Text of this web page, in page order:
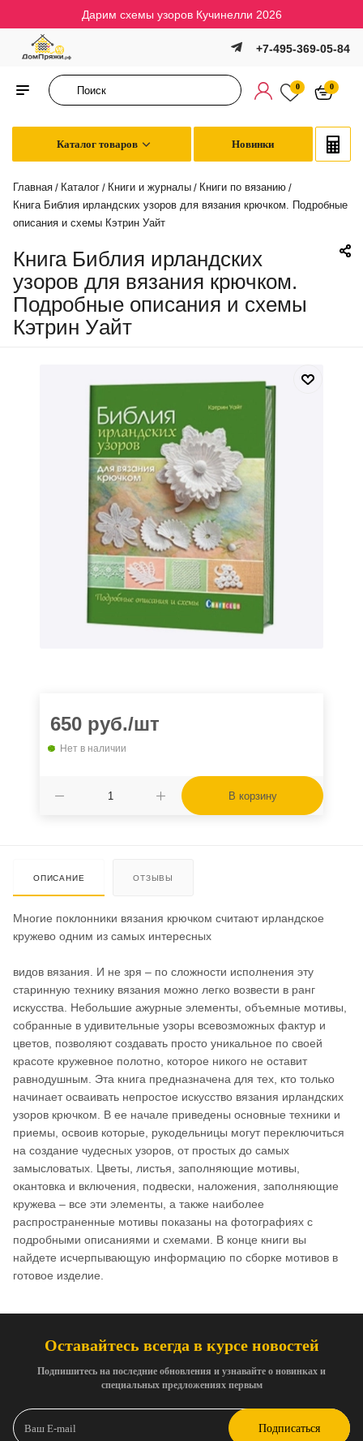
Дарим схемы узоров Кучинелли 2026
+7-495-369-05-84
0 0
Каталог товаров Новинки
Главная / Каталог / Книги и журналы / Книги по вязанию /
Книга Библия ирландских узоров для вязания крючком. Подробные
описания и схемы Кэтрин Уайт
Книга Библия ирландских
узоров для вязания крючком.
Подробные описания и схемы
Кэтрин Уайт
650 руб./шт
Нет в наличии
В корзину
ОПИСАНИЕ ОТЗЫВЫ
Многие поклонники вязания крючком считают ирландское
кружево одним из самых интересных
видов вязания. И не зря – по сложности исполнения эту
старинную технику вязания можно легко возвести в ранг
искусства. Небольшие ажурные элементы, объемные мотивы,
собранные в удивительные узоры всевозможных фактур и
цветов, позволяют создавать просто уникальное по своей
красоте кружевное полотно, которое никого не оставит
равнодушным. Эта книга предназначена для тех, кто только
начинает осваивать непростое искусство вязания ирландских
узоров крючком. В ее начале приведены основные техники и
приемы, освоив которые, рукодельницы могут переключиться
на создание чудесных узоров, от простых до самых
замысловатых. Цветы, листья, заполняющие мотивы,
окантовка и включения, подвески, наложения, заполняющие
кружева – все эти элементы, а также наиболее
распространенные мотивы показаны на фотографиях с
подробными описаниями и схемами. В конце книги вы
найдете исчерпывающую информацию по сборке мотивов в
готовое изделие.
Оставайтесь всегда в курсе новостей
Подпишитесь на последние обновления и узнавайте о новинках и
специальных предложениях первым
Подписаться